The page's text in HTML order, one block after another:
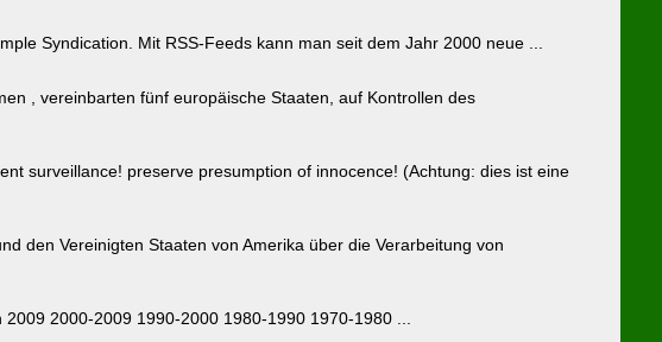
Syndication. Mit RSS-Feeds kann man seit dem Jahr 2000 neue ...
, vereinbarten fünf europäische Staaten, auf Kontrollen des
surveillance! preserve presumption of innocence! (Achtung: dies ist eine
den Vereinigten Staaten von Amerika über die Verarbeitung von
2000-2009 1990-2000 1980-1990 1970-1980 ...